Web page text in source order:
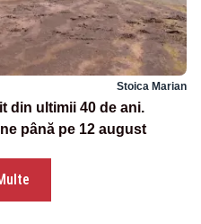
Stoica Marian
din ultimii 40 de ani.
până pe 12 august